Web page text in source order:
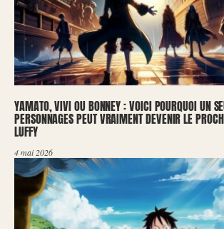
YAMATO, VIVI OU BONNEY : VOICI POURQUOI UN
PERSONNAGES PEUT VRAIMENT DEVENIR LE
LUFFY
4 mai 2026